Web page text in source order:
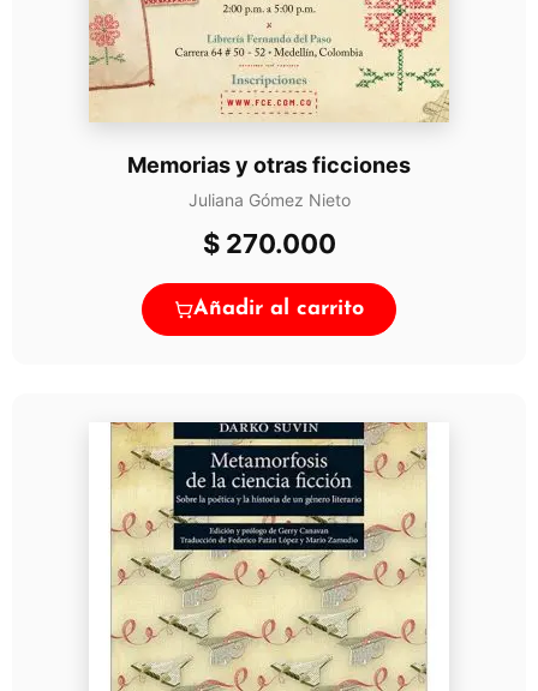
Memorias y otras ficciones
Juliana Gómez Nieto
$270.000
Añadir al carrito